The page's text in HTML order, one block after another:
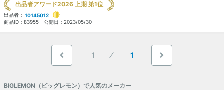
出品者アワード2026 上期 第1位
出品者： 10145012
商品ID： 83955 公開日： 2023/05/30
1 1
BIGLEMON（ビッグレモン）で人気のメーカー